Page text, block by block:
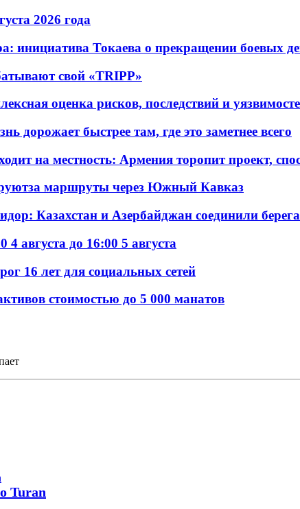
2026 года
инициатива Токаева о прекращении боевых
свой «TRIPP»
оценка рисков, последствий и
дорожает быстрее там, где это заметнее всего
на местность: Армения торопит проект,
маршруты через Южный Кавказ
Казахстан и Азербайджан соединили
августа до 16:00 5 августа
16 лет для социальных сетей
стоимостью до 5 000 манатов
Turan